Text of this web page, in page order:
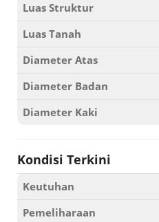
Luas Struktur
Luas Tanah
Diameter Atas
Diameter Badan
Diameter Kaki
Kondisi Terkini
Keutuhan
Pemeliharaan